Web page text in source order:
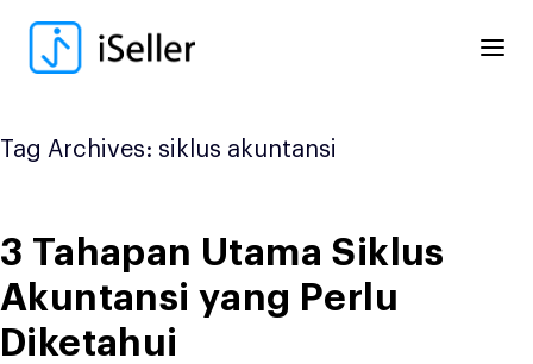
content
Tag Archives: siklus akuntansi
3 Tahapan Utama Siklus
Akuntansi yang Perlu
Diketahui